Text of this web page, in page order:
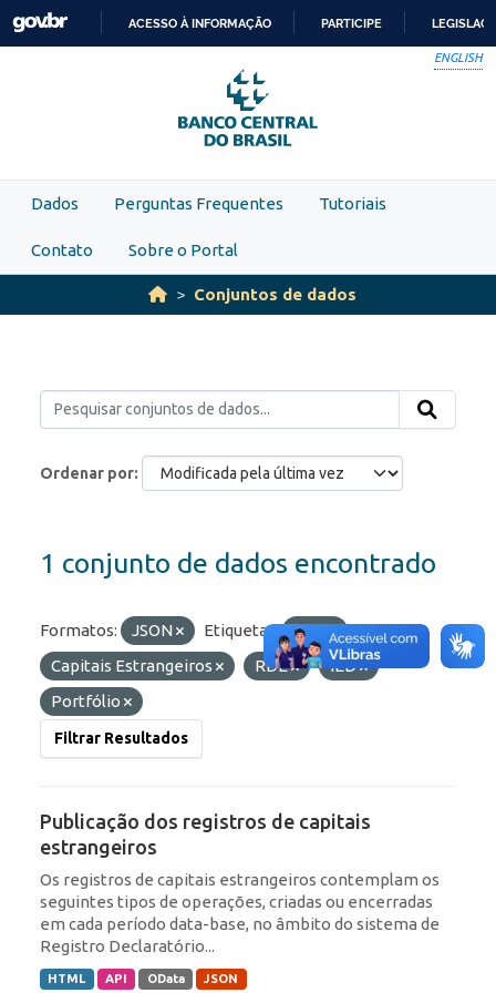
Skip to main content
PARA
O
CONTEÚDO
ACESSO À INFORMAÇÃO PARTICIPE
ENGLISH
Dados Perguntas Frequentes Tutoriais
Contato Sobre o Portal
Conjuntos de dados
Ordenar por
1 conjunto de dados encontrado
Formatos: JSON Etiquetas:
ROF
Capitais Estrangeiros
RDE
IED
Portfólio
Filtrar Resultados
Publicação dos registros de capitais
estrangeiros
Os registros de capitais estrangeiros contemplam os
seguintes tipos de operações, criadas ou encerradas
em cada período data-base, no âmbito do sistema de
Registro Declaratório...
HTML API OData JSON